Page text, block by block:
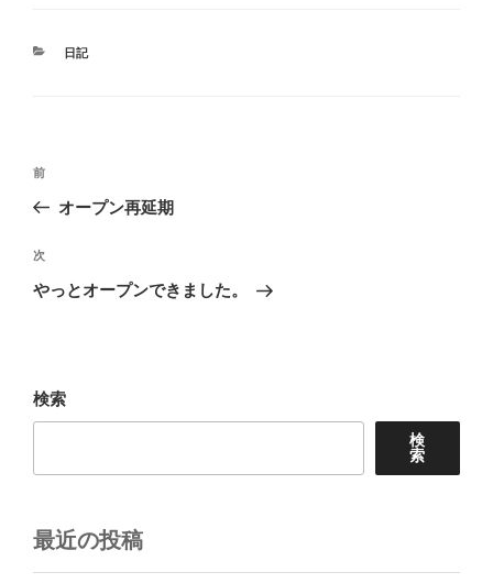
カ
日記
投
ビ
ゲ
ン
前
の
稿
前
オープン再延期
次
の
次
やっとオープンできました。
検索
検
索
最近の投稿